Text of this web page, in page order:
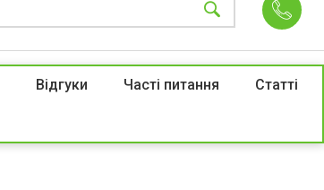
Відгуки Часті питання Статті